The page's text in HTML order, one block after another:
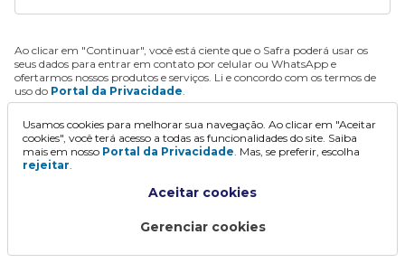
Ao clicar em "Continuar", você está ciente que o Safra poderá usar os
seus dados para entrar em contato por celular ou WhatsApp e
ofertarmos nossos produtos e serviços. Li e concordo com os termos de
uso do Portal da Privacidade.
Continuar
Usamos cookies para melhorar sua navegação. Ao clicar em "Aceitar
cookies", você terá acesso a todas as funcionalidades do site. Saiba
mais em nosso Portal da Privacidade. Mas, se preferir, escolha
rejeitar.
Aceitar cookies
Gerenciar cookies